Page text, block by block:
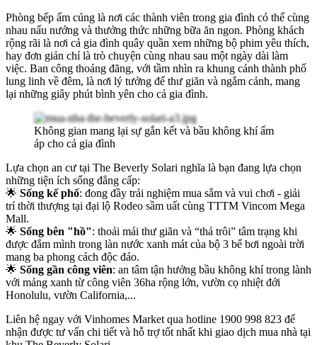
Phòng bếp ấm cúng là nơi các thành viên trong gia đình có thể cùng
nhau nấu nướng và thưởng thức những bữa ăn ngon. Phòng khách
rộng rãi là nơi cả gia đình quây quần xem những bộ phim yêu thích,
hay đơn giản chỉ là trò chuyện cùng nhau sau một ngày dài làm
việc. Ban công thoáng đãng, với tầm nhìn ra khung cảnh thành phố
lung linh về đêm, là nơi lý tưởng để thư giãn và ngắm cảnh, mang
lại những giây phút bình yên cho cả gia đình.
Không gian mang lại sự gắn kết và bầu không khí ấm
áp cho cả gia đình
Lựa chọn an cư tại The Beverly Solari nghĩa là bạn đang lựa chọn
những tiện ích sống đẳng cấp:
🌟 Sống kế phố: đong đầy trải nghiệm mua sắm và vui chơi - giải
trí thời thượng tại đại lộ Rodeo sầm uất cùng TTTM Vincom Mega
Mall.
🌟 Sống bên "hồ": thoải mái thư giãn và “thả trôi” tâm trạng khi
được đắm mình trong làn nước xanh mát của bộ 3 bể bơi ngoài trời
mang ba phong cách độc đáo.
🌟 Sống gần công viên: an tâm tận hưởng bầu không khí trong lành
với mảng xanh từ công viên 36ha rộng lớn, vườn cọ nhiệt đới
Honolulu, vườn California,...
Liên hệ ngay với Vinhomes Market qua hotline 1900 998 823 để
nhận được tư vấn chi tiết và hỗ trợ tốt nhất khi giao dịch mua nhà tại